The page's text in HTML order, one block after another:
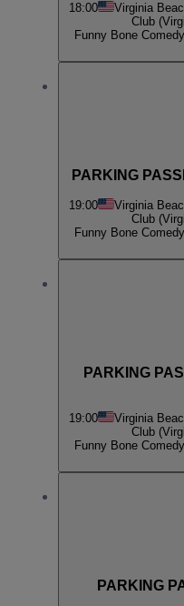
18:00 Virginia
Club
Funny Bone
PARKING
19:00 Virginia
Club
Funny Bone
PARKING
19:00 Virginia
Club
Funny Bone
PARKING